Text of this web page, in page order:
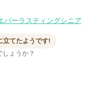
バーラスティングシニア
立てたようです!
ょうか？